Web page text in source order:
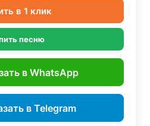
в 1 клик
песню
в WhatsApp
в Telegram